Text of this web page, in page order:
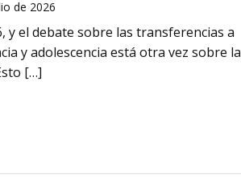
de 2026
y el debate sobre las transferencias a
y adolescencia está otra vez sobre la
[…]